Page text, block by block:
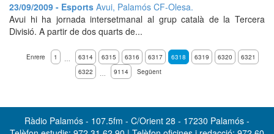
23/09/2009 - Esports Avui, Palamós CF-Olesa.
Avui hi ha jornada intersetmanal al grup català de la Tercera
Divisió. A partir de dos quarts de...
Enrere 1 … 6314 6315 6316 6317 6318 6319 6320
6321
6322
… 9114 Següent
Ràdio Palamós - 107.5fm - C/Orient 28 - 17230 Palamós -